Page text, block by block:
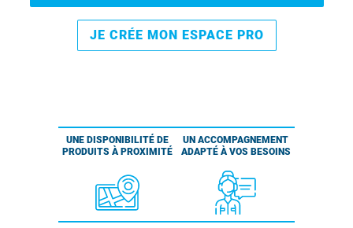
JE CRÉE MON ESPACE PRO
UNE DISPONIBILITÉ DE
PRODUITS À PROXIMITÉ
UN ACCOMPAGNEMENT
ADAPTÉ À VOS BESOINS